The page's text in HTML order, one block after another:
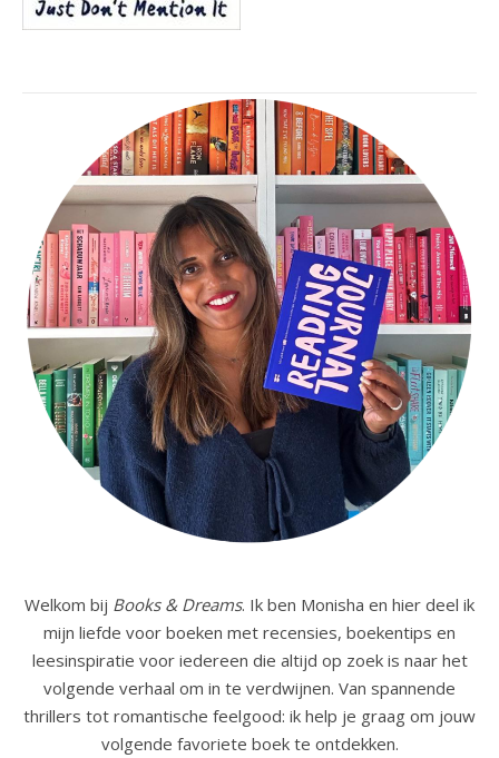
Welkom bij Books & Dreams. Ik ben Monisha en hier deel ik
mijn liefde voor boeken met recensies, boekentips en
leesinspiratie voor iedereen die altijd op zoek is naar het
volgende verhaal om in te verdwijnen. Van spannende
thrillers tot romantische feelgood: ik help je graag om jouw
volgende favoriete boek te ontdekken.